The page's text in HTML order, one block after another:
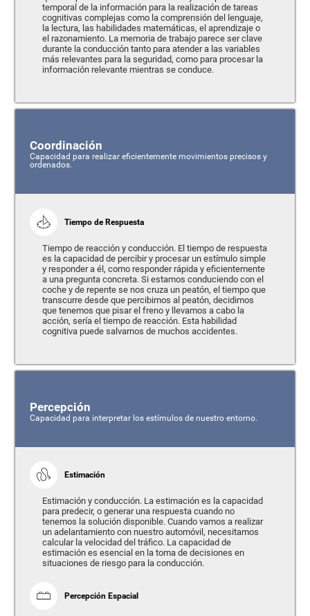
temporal de la información para la realización de tareas
cognitivas complejas como la comprensión del lenguaje,
la lectura, las habilidades matemáticas, el aprendizaje o
el razonamiento. La memoria de trabajo parece ser clave
durante la conducción tanto para atender a las variables
más relevantes para la seguridad, como para procesar la
información relevante mientras se conduce.
Coordinación
Capacidad para realizar eficientemente movimientos precisos y
ordenados.
Tiempo de Respuesta
Tiempo de reacción y conducción. El tiempo de respuesta
es la capacidad de percibir y procesar un estímulo simple
y responder a él, como responder rápida y eficientemente
a una pregunta concreta. Si estamos conduciendo con el
coche y de repente se nos cruza un peatón, el tiempo que
transcurre desde que percibimos al peatón, decidimos
que tenemos que pisar el freno y llevamos a cabo la
acción, sería el tiempo de reacción. Esta habilidad
cognitiva puede salvarnos de muchos accidentes.
Percepción
Capacidad para interpretar los estímulos de nuestro entorno.
Estimación
Estimación y conducción. La estimación es la capacidad
para predecir, o generar una respuesta cuando no
tenemos la solución disponible. Cuando vamos a realizar
un adelantamiento con nuestro automóvil, necesitamos
calcular la velocidad del tráfico. La capacidad de
estimación es esencial en la toma de decisiones en
situaciones de riesgo para la conducción.
Percepción Espacial